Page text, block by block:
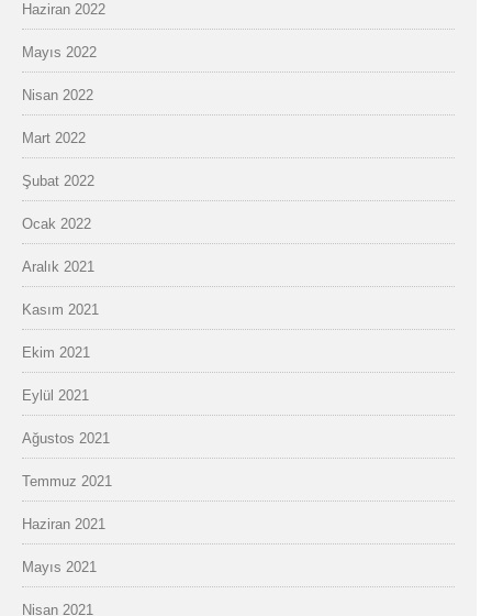
Haziran 2022
Mayıs 2022
Nisan 2022
Mart 2022
Şubat 2022
Ocak 2022
Aralık 2021
Kasım 2021
Ekim 2021
Eylül 2021
Ağustos 2021
Temmuz 2021
Haziran 2021
Mayıs 2021
Nisan 2021